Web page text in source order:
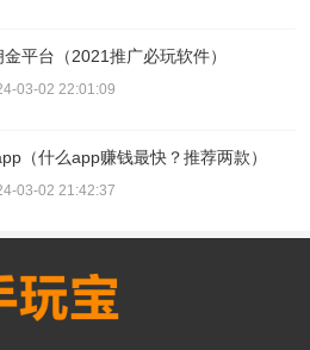
平台（2021推广必玩软件）
03-02 22:01:09
（什么app赚钱最快？推荐两款）
03-02 21:42:37